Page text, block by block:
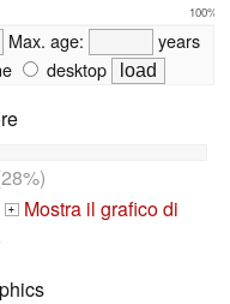
100%
Max. age:
years
desktop
+ Mostra il grafico di